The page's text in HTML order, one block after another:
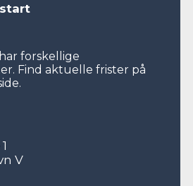
forskellige
Find aktuelle frister på
V